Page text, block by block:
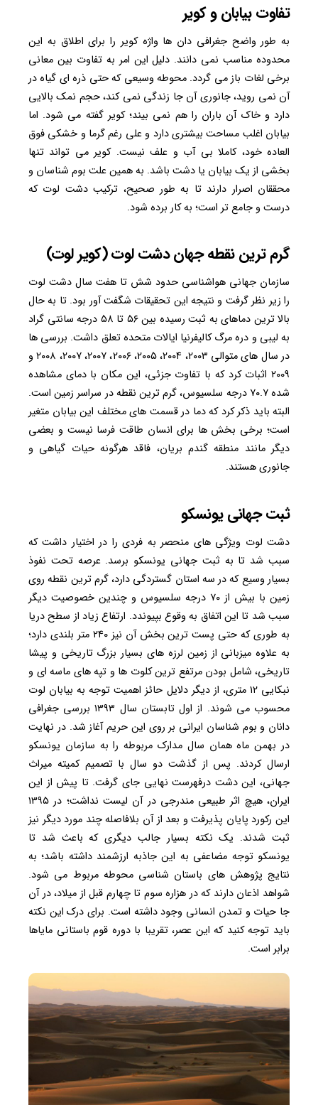
تفاوت بیابان و کویر
به طور واضح جغرافی دان ها واژه کویر را برای اطلاق به این
محدوده مناسب نمی دانند. دلیل این امر به تفاوت بین معانی
برخی لغات باز می گردد. محوطه وسیعی که حتی ذره ای گیاه در
آن نمی روید، جانوری آن جا زندگی نمی کند، حجم نمک بالایی
دارد و خاک آن باران را هم نمی بیند؛ کویر گفته می شود. اما
بیابان اغلب مساحت بیشتری دارد و علی رغم گرما و خشکی فوق
العاده خود، کاملا بی آب و علف نیست. کویر می تواند تنها
بخشی از یک بیابان یا دشت باشد. به همین علت بوم شناسان و
محققان اصرار دارند تا به طور صحیح، ترکیب دشت لوت که
درست و جامع تر است؛ به کار برده شود.
گرم ترین نقطه جهان دشت لوت (کویر لوت)
سازمان جهانی هواشناسی حدود شش تا هفت سال دشت لوت
را زیر نظر گرفت و نتیجه این تحقیقات شگفت آور بود. تا به حال
بالا ترین دماهای به ثبت رسیده بین ۵۶ تا ۵۸ درجه سانتی گراد
به لیبی و دره مرگ کالیفرنیا ایالات متحده تعلق داشت. بررسی ها
در سال های متوالی ۲۰۰۳، ۲۰۰۴، ۲۰۰۵، ۲۰۰۶، ۲۰۰۷، ۲۰۰۷، ۲۰۰۸ و
۲۰۰۹ اثبات کرد که با تفاوت جزئی، این مکان با دمای مشاهده
شده ۷۰.۷ درجه سلسیوس، گرم ترین نقطه در سراسر زمین است.
البته باید ذکر کرد که دما در قسمت های مختلف این بیابان متغیر
است؛ برخی بخش ها برای انسان طاقت فرسا نیست و بعضی
دیگر مانند منطقه گندم بریان، فاقد هرگونه حیات گیاهی و
جانوری هستند.
ثبت جهانی یونسکو
دشت لوت ویژگی های منحصر به فردی را در اختیار داشت که
سبب شد تا به ثبت جهانی یونسکو برسد. عرصه تحت نفوذ
بسیار وسیع که در سه استان گستردگی دارد، گرم ترین نقطه روی
زمین با بیش از ۷۰ درجه سلسیوس و چندین خصوصیت دیگر
سبب شد تا این اتفاق به وقوع بپیوندد. ارتفاع زیاد از سطح دریا
به طوری که حتی پست ترین بخش آن نیز ۲۴۰ متر بلندی دارد؛
به علاوه میزبانی از زمین لرزه های بسیار بزرگ تاریخی و پیشا
تاریخی، شامل بودن مرتفع ترین کلوت ها و تپه های ماسه ای و
نبکایی ۱۲ متری، از دیگر دلایل حائز اهمیت توجه به بیابان لوت
محسوب می شوند. از اول تابستان سال ۱۳۹۳ بررسی جغرافی
دانان و بوم شناسان ایرانی بر روی این حریم آغاز شد. در نهایت
در بهمن ماه همان سال مدارک مربوطه را به سازمان یونسکو
ارسال کردند. پس از گذشت دو سال با تصمیم کمیته میراث
جهانی، این دشت درفهرست نهایی جای گرفت. تا پیش از این
ایران، هیچ اثر طبیعی مندرجی در آن لیست نداشت؛ در ۱۳۹۵
این رکورد پایان پذیرفت و بعد از آن بلافاصله چند مورد دیگر نیز
ثبت شدند. یک نکته بسیار جالب دیگری که باعث شد تا
یونسکو توجه مضاعفی به این جاذبه ارزشمند داشته باشد؛ به
نتایج پژوهش های باستان شناسی محوطه مربوط می شود.
شواهد اذعان دارند که در هزاره سوم تا چهارم قبل از میلاد، در آن
جا حیات و تمدن انسانی وجود داشته است. برای درک این نکته
باید توجه کنید که این عصر، تقریبا با دوره قوم باستانی مایاها
برابر است.